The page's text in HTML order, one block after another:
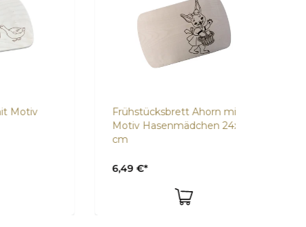
Frühstücksbrett Ahorn mit
Motiv Hasenmädchen 24x15